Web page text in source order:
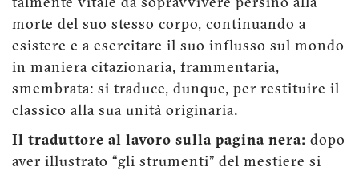
talmente vitale da sopravvivere persino alla
morte del suo stesso corpo, continuando a
esistere e a esercitare il suo influsso sul mondo
in maniera citazionaria, frammentaria,
smembrata: si traduce, dunque, per restituire il
classico alla sua unità originaria.
Il traduttore al lavoro sulla pagina nera: dopo
aver illustrato “gli strumenti” del mestiere si